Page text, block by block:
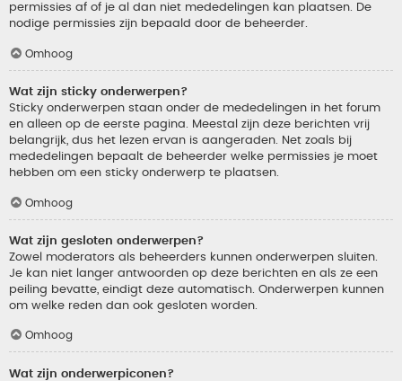
permissies af of je al dan niet mededelingen kan plaatsen. De
nodige permissies zijn bepaald door de beheerder.
Omhoog
Wat zijn sticky onderwerpen?
Sticky onderwerpen staan onder de mededelingen in het forum
en alleen op de eerste pagina. Meestal zijn deze berichten vrij
belangrijk, dus het lezen ervan is aangeraden. Net zoals bij
mededelingen bepaalt de beheerder welke permissies je moet
hebben om een sticky onderwerp te plaatsen.
Omhoog
Wat zijn gesloten onderwerpen?
Zowel moderators als beheerders kunnen onderwerpen sluiten.
Je kan niet langer antwoorden op deze berichten en als ze een
peiling bevatte, eindigt deze automatisch. Onderwerpen kunnen
om welke reden dan ook gesloten worden.
Omhoog
Wat zijn onderwerpiconen?